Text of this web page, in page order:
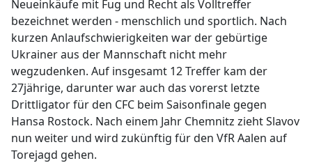
Neueinkäufe mit Fug und Recht als Volltreffer
bezeichnet werden - menschlich und sportlich. Nach
kurzen Anlaufschwierigkeiten war der gebürtige
Ukrainer aus der Mannschaft nicht mehr
wegzudenken. Auf insgesamt 12 Treffer kam der
27jährige, darunter war auch das vorerst letzte
Drittligator für den CFC beim Saisonfinale gegen
Hansa Rostock. Nach einem Jahr Chemnitz zieht Slavov
nun weiter und wird zukünftig für den VfR Aalen auf
Torejagd gehen.